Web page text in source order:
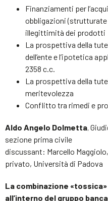
Finanziamenti per
obbligazioni (strutturate
illegittimità dei prodotti
La prospettiva della
dell’ente e l’ipotetica
2358 c.c.
La prospettiva della
meritevolezza
Conflitto tra rimedi e
Aldo Angelo Dolmetta,
sezione prima civile
discussant: Marcello
privato, Università di Padova
La combinazione
all’interno del gruppo